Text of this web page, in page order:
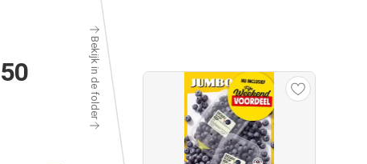
Bekijk in de folder